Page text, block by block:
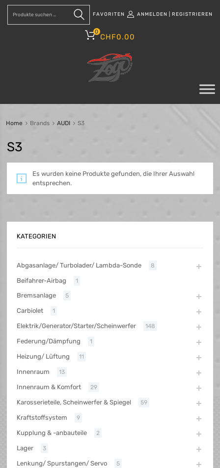
Suchen
FAVORITEN ANMELDEN REGISTRIEREN
CHF0.00
0
Home Brands AUDI S3
S3
Es wurden keine Produkte gefunden, die Ihrer Auswahl
entsprechen.
KATEGORIEN
Abgasanlage/ Turbolader/ Lambda-Sonde 8
Beifahrer-Airbag 1
Bremsanlage 5
Carbiolet 1
Elektrik/Generator/Starter/Scheinwerfer 148
Federung/Dämpfung 1
Heizung/ Lüftung 11
Innenraum 13
Innenraum & Komfort 29
Karosserieteile, Scheinwerfer & Spiegel 59
Kraftstoffsystem 9
Kupplung & -anbauteile 2
Lager 3
Lenkung/ Spurstangen/ Servo 5